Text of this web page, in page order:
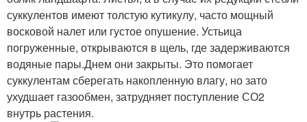
суккулентов имеют толстую кутикулу, часто мощный
восковой налет или густое опушение. Устьица
погруженные, открываются в щель, где задерживаются
водяные пары.Днем они закрыты. Это помогает
суккулентам сберегать накопленную влагу, но зато
ухудшает газообмен, затрудняет поступление СО2
внутрь растения.